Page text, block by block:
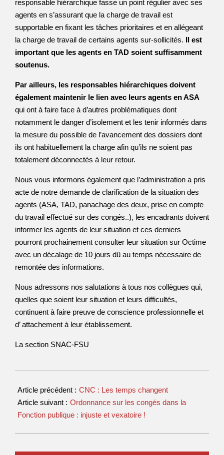
responsable hiérarchique fasse un point régulier avec ses
agents en s’assurant que la charge de travail est
supportable en fixant les tâches prioritaires et en allégeant
la charge de travail de certains agents sur-sollicités. Il est
important que les agents en TAD soient suffisamment
soutenus.
Par ailleurs, les responsables hiérarchiques doivent
également maintenir le lien avec leurs agents en ASA
qui ont à faire face à d’autres problématiques dont
notamment le danger d’isolement et les tenir informés dans
la mesure du possible de l’avancement des dossiers dont
ils ont habituellement la charge afin qu’ils ne soient pas
totalement déconnectés à leur retour.
Nous vous informons également que l’administration a pris
acte de notre demande de clarification de la situation des
agents (ASA, TAD, panachage des deux, prise en compte
du travail effectué sur des congés..), les encadrants doivent
informer les agents de leur situation et ces derniers
pourront prochainement consulter leur situation sur Octime
avec un décalage de 10 jours dû au temps nécessaire de
remontée des informations.
Nous adressons nos salutations à tous nos collègues qui,
quelles que soient leur situation et leurs difficultés,
continuent à faire preuve de conscience professionnelle et
d’ attachement à leur établissement.
La section SNAC-FSU
Article précédent : CNC : Les temps changent
Article suivant : Ordonnance sur les congés dans la
Fonction publique : injuste et vexatoire !